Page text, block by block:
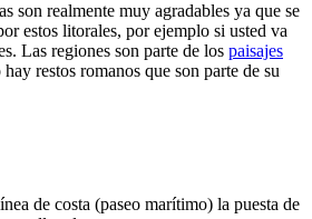
son realmente muy agradables ya que se
estos litorales, por ejemplo si usted va
Las regiones son parte de los paisajes
restos romanos que son parte de su
de costa (paseo marítimo) la puesta de